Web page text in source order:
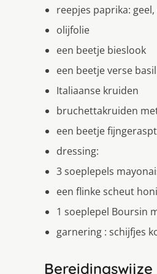
reepjes paprika:
olijfolie
een beetje bieslook
een beetje verse
Italiaanse kruiden
bruchettakruiden
een beetje
dressing:
3 soeplepels
een flinke scheut
1 soeplepel Boursin
garnering : schijfjes
Bereidingswijze